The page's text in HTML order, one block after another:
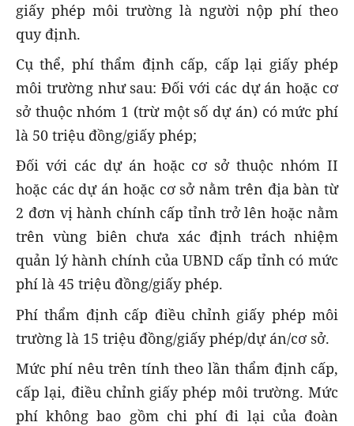
giấy phép môi trường là người nộp phí theo
quy định.
Cụ thể, phí thẩm định cấp, cấp lại giấy phép
môi trường như sau: Đối với các dự án hoặc cơ
sở thuộc nhóm 1 (trừ một số dự án) có mức phí
là 50 triệu đồng/giấy phép;
Đối với các dự án hoặc cơ sở thuộc nhóm II
hoặc các dự án hoặc cơ sở nằm trên địa bàn từ
2 đơn vị hành chính cấp tỉnh trở lên hoặc nằm
trên vùng biên chưa xác định trách nhiệm
quản lý hành chính của UBND cấp tỉnh có mức
phí là 45 triệu đồng/giấy phép.
Phí thẩm định cấp điều chỉnh giấy phép môi
trường là 15 triệu đồng/giấy phép/dự án/cơ sở.
Mức phí nêu trên tính theo lần thẩm định cấp,
cấp lại, điều chỉnh giấy phép môi trường. Mức
phí không bao gồm chi phí đi lại của đoàn